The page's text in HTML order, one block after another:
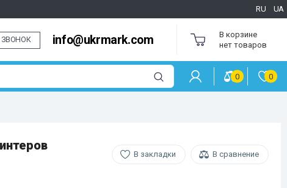
RU UA
ЗВОНОК info@ukrmark.com
В корзине
нет товаров
0 0
В закладки В сравнение